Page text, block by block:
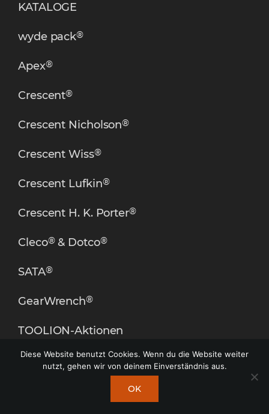
KATALOGE
wyde pack®
Apex®
Crescent®
Crescent Nicholson®
Crescent Wiss®
Crescent Lufkin®
Crescent H. K. Porter®
Cleco®& Dotco®
SATA®
GearWrench®
TOOLION-Aktionen
Diese Website benutzt Cookies. Wenn du die Website weiter
nutzt, gehen wir von deinem Einverständnis aus.
OK